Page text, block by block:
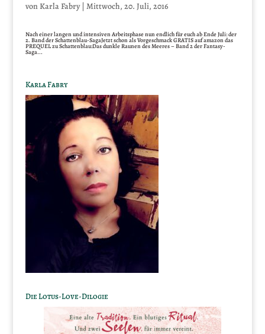
vonKarla Fabry| Mittwoch, 20. Juli, 2016
Nach einer langen und intensiven Arbeitsphase nun endlich für euch ab Ende Juli: der
2. Band der Schattenblau-SagaJetzt schon als Vorgeschmack GRATIS auf amazon das
PREQUEL zu Schattenblau:Das dunkle Raunen des Meeres – Band 2 der Fantasy-
Saga...
Karla Fabry
Die Lotus-Love-Dilogie